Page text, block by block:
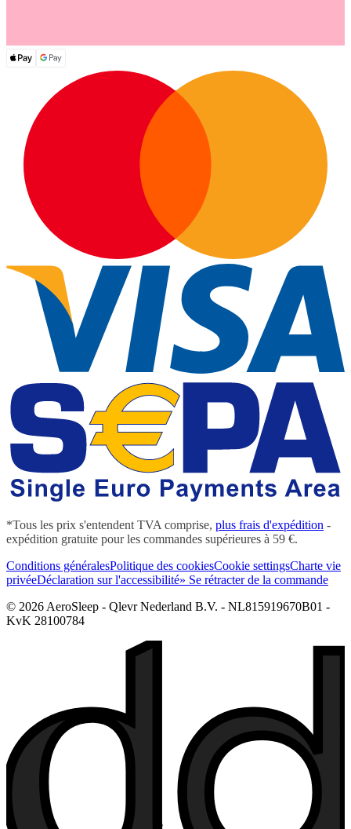
*Tous les prix s'entendent TVA comprise, plus frais d'expédition -
expédition gratuite pour les commandes supérieures à 59 €.
Conditions généralesPolitique des cookiesCookie settingsCharte vie
privéeDéclaration sur l'accessibilité» Se rétracter de la commande
© 2026 AeroSleep - Qlevr Nederland B.V. - NL815919670B01 -
KvK 28100784